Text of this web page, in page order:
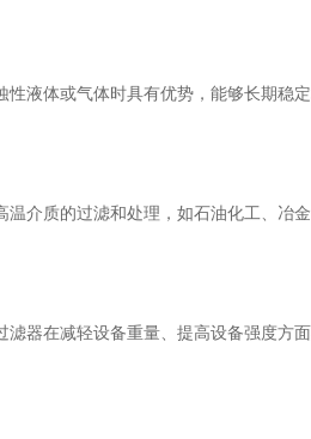
液体或气体时具有优势，能够长期稳定
介质的过滤和处理，如石油化工、冶金
在减轻设备重量、提高设备强度方面